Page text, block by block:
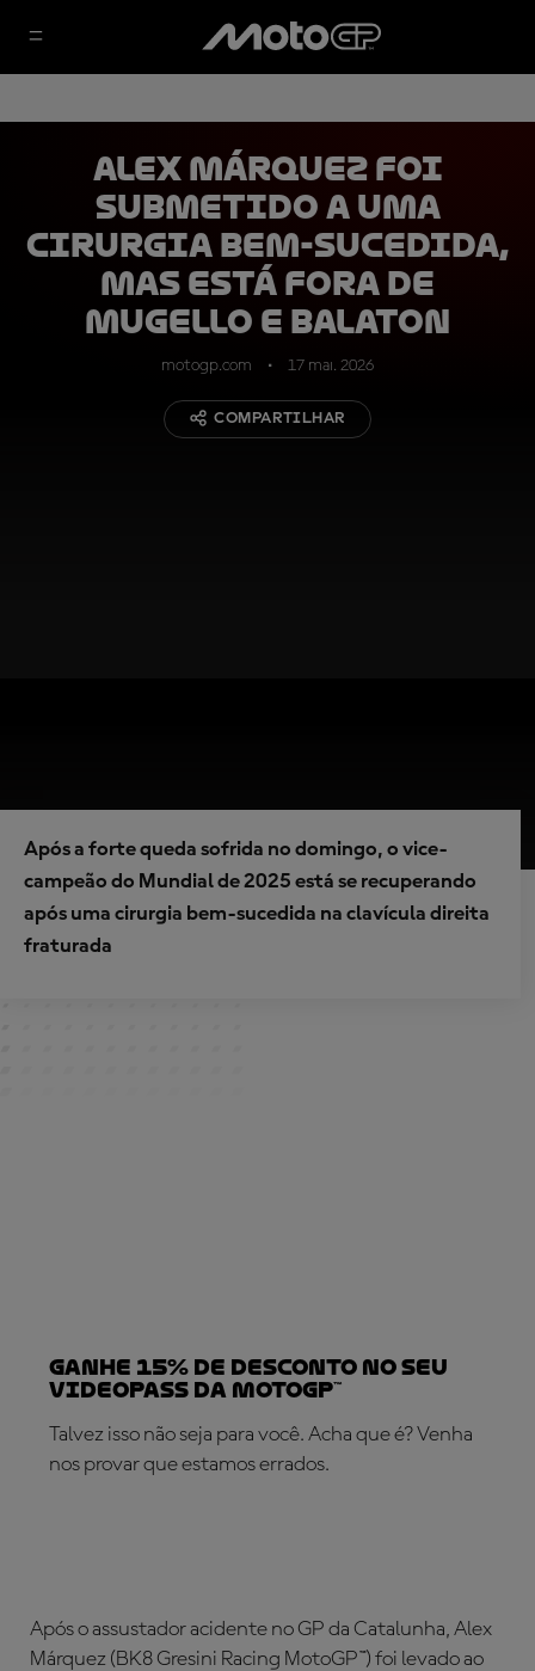
Alex Márquez foi
submetido a uma
cirurgia bem-sucedida,
mas está fora de
Mugello e Balaton
motogp.com 17 mai. 2026
COMPARTILHAR
Após a forte queda sofrida no domingo, o vice-
campeão do Mundial de 2025 está se recuperando
após uma cirurgia bem-sucedida na clavícula direita
fraturada
Ganhe 15% de desconto no seu
VideoPass da MotoGP™
Talvez isso não seja para você. Acha que é? Venha
nos provar que estamos errados.
Após o assustador acidente no GP da Catalunha, Alex
Márquez (BK8 Gresini Racing MotoGP™) foi levado ao